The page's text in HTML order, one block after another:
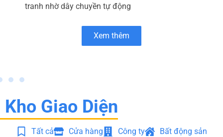
tranh nhờ dây chuyền tự động
Xem thêm
Kho Giao Diện
Tất cả Cửa hàng Công ty
Bất động sản